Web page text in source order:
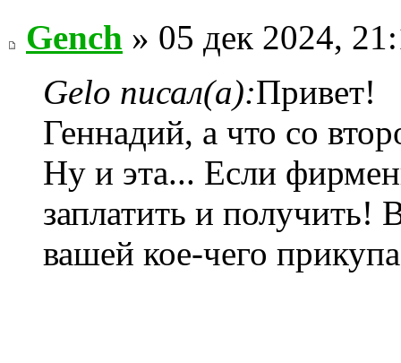
Gench » 05 дек 2024,
Gelo писал(а):Привет!
Геннадий, а что со
Ну и эта... Если
заплатить и получить!
вашей кое-чего